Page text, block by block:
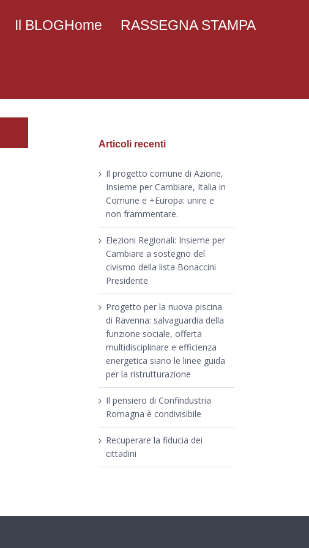
Il BLOGHome RASSEGNA STAMPA
Articoli recenti
Il progetto comune di Azione,
Insieme per Cambiare, Italia in
Comune e +Europa: unire e
non frammentare.
Elezioni Regionali: Insieme per
Cambiare a sostegno del
civismo della lista Bonaccini
Presidente
Progetto per la nuova piscina
di Ravenna: salvaguardia della
funzione sociale, offerta
multidisciplinare e efficienza
energetica siano le linee guida
per la ristrutturazione
Il pensiero di Confindustria
Romagna è condivisibile
Recuperare la fiducia dei
cittadini